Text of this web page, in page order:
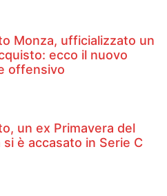
Monza, ufficializzato un
ecco il nuovo
offensivo
un ex Primavera del
si è accasato in Serie C